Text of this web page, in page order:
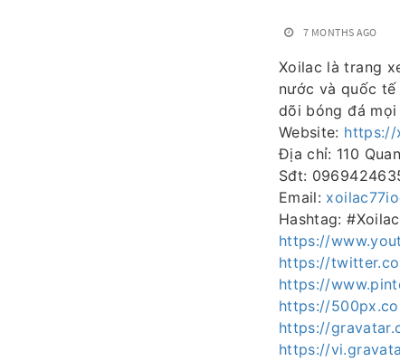
7 MONTHS AGO
Xoilac là trang
nước và quốc
dõi bóng đá
Website: https://
Địa chỉ: 110
Sđt:
Email:
Hashtag:
https://
https://
https://
https://
https://
https://